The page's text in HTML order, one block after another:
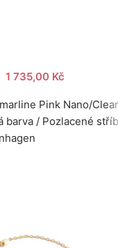
1 735,00 Kč
Pink Nano/Clear
barva / Pozlacené